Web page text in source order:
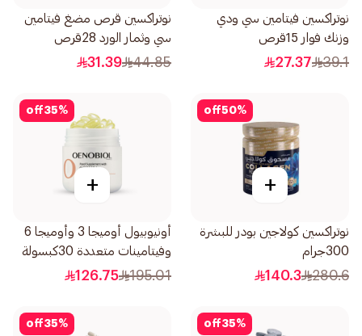
نوتراكسين فيتامين سي ودي
وزنك فوار 15قرص
39.1
27.37
نوتراكسين قرص مضغ فيتامين
سي وثمار الورد 28قرص
44.85
31.39
50%
off
+
نوتراكسين كولاجين بودر للبشرة
300جرام
280.6
140.3
35%
off
+
أونيوبيول أوميجا 3 وأوميجا 6
وفيتامينات متعددة 30كبسولة
195.01
126.75
35%
off
35%
off